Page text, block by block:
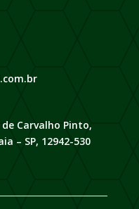
Carvalho Pinto,
– SP, 12942-530